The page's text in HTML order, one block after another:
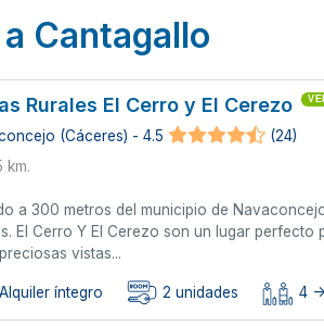
Cantagallo
Rurales El Cerro y El Cerezo
(Cáceres) - 4.5
(24)
km.
a 300 metros del municipio de
El Cerro Y El Cerezo son un lugar
vistas...
Alquiler íntegro 2 unidades 4 -